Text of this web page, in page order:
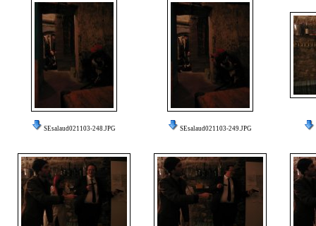
SEsalaud021103-248.JPG SEsalaud021103-249.JPG